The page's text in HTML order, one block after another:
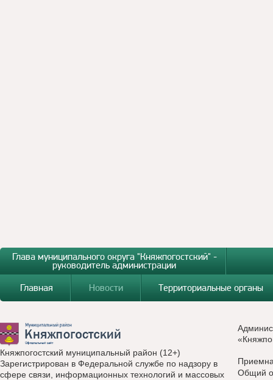
Глава муниципального округа "Княжпогостский" -
руководитель администрации
Главная
Новости Территориальные органы
Княжпогостский муниципальный район (12+)
Зарегистрирован в Федеральной службе по надзору в
сфере связи, информационных технологий и массовых
Общий